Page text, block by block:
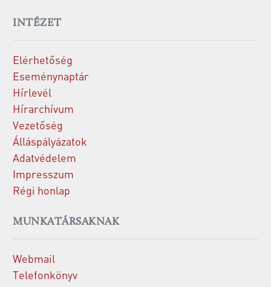
INTÉZET
Elérhetőség
Eseménynaptár
Hírlevél
Hírarchívum
Vezetőség
Álláspályázatok
Adatvédelem
Impresszum
Régi honlap
MUNKATÁRSAKNAK
Webmail
Telefonkönyv